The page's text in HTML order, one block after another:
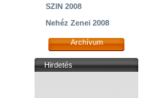
SZIN 2008
Nehéz Zenei 2008
Archívum
Hirdetés